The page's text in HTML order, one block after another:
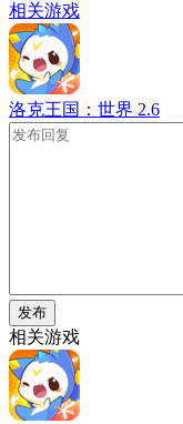
相关游戏
洛克王国：世界 2.6
发布
相关游戏